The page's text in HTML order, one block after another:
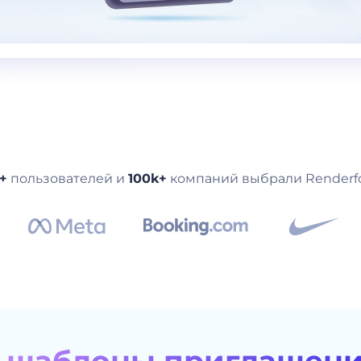
пользователей и 100k+ компаний выбрали